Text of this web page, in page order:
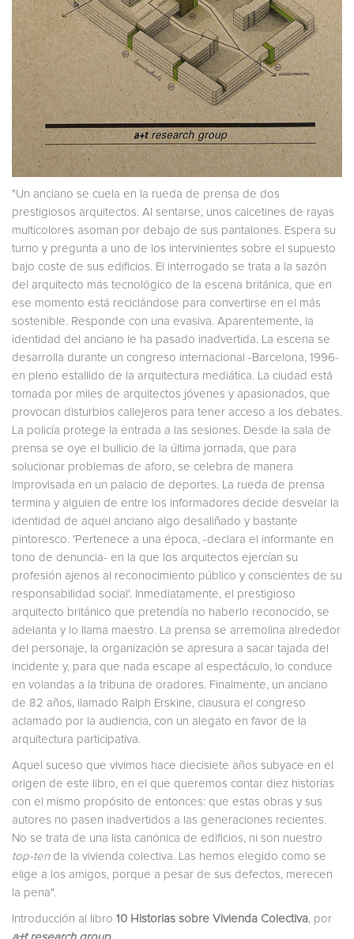
"Un anciano se cuela en la rueda de prensa de dos
prestigiosos arquitectos. Al sentarse, unos calcetines de rayas
multicolores asoman por debajo de sus pantalones. Espera su
turno y pregunta a uno de los intervinientes sobre el supuesto
bajo coste de sus edificios. El interrogado se trata a la sazón
del arquitecto más tecnológico de la escena británica, que en
ese momento está reciclándose para convertirse en el más
sostenible. Responde con una evasiva. Aparentemente, la
identidad del anciano le ha pasado inadvertida. La escena se
desarrolla durante un congreso internacional -Barcelona, 1996-
en pleno estallido de la arquitectura mediática. La ciudad está
tomada por miles de arquitectos jóvenes y apasionados, que
provocan disturbios callejeros para tener acceso a los debates.
La policía protege la entrada a las sesiones. Desde la sala de
prensa se oye el bullicio de la última jornada, que para
solucionar problemas de aforo, se celebra de manera
improvisada en un palacio de deportes. La rueda de prensa
termina y alguien de entre los informadores decide desvelar la
identidad de aquel anciano algo desaliñado y bastante
pintoresco. 'Pertenece a una época, -declara el informante en
tono de denuncia- en la que los arquitectos ejercían su
profesión ajenos al reconocimiento público y conscientes de su
responsabilidad social'. Inmediatamente, el prestigioso
arquitecto británico que pretendía no haberlo reconocido, se
adelanta y lo llama maestro. La prensa se arremolina alrededor
del personaje, la organización se apresura a sacar tajada del
incidente y, para que nada escape al espectáculo, lo conduce
en volandas a la tribuna de oradores. Finalmente, un anciano
de 82 años, llamado Ralph Erskine, clausura el congreso
aclamado por la audiencia, con un alegato en favor de la
arquitectura participativa.
Aquel suceso que vivimos hace diecisiete años subyace en el
origen de este libro, en el que queremos contar diez historias
con el mismo propósito de entonces: que estas obras y sus
autores no pasen inadvertidos a las generaciones recientes.
No se trata de una lista canónica de edificios, ni son nuestro
top-tende la vivienda colectiva. Las hemos elegido como se
elige a los amigos, porque a pesar de sus defectos, merecen
la pena".
Introducción al libro 10 Historias sobre Vivienda Colectiva , por